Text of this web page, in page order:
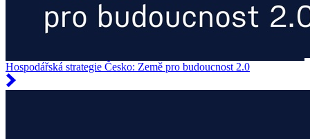
Hospodářská strategie Česko: Země pro budoucnost 2.0